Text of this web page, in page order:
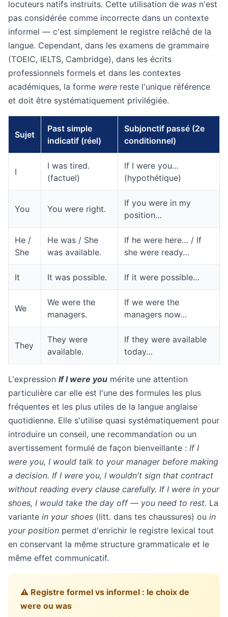
locuteurs natifs instruits. Cette utilisation de was n'est
pas considérée comme incorrecte dans un contexte
informel — c'est simplement le registre relâché de la
langue. Cependant, dans les examens de grammaire
(TOEIC, IELTS, Cambridge), dans les écrits
professionnels formels et dans les contextes
académiques, la forme were reste l'unique référence
et doit être systématiquement privilégiée.
Sujet
Past simple
indicatif (réel)
Subjonctif passé (2e
conditionnel)
I
I was tired.
(factuel)
If I were you…
(hypothétique)
You You were right.
If you were in my
position…
He /
She
He was / She
was available.
If he were here… / If
she were ready…
It It was possible. If it were possible…
We
We were the
managers.
If we were the
managers now…
They
They were
available.
If they were available
today…
L'expression If I were you mérite une attention
particulière car elle est l'une des formules les plus
fréquentes et les plus utiles de la langue anglaise
quotidienne. Elle s'utilise quasi systématiquement pour
introduire un conseil, une recommandation ou un
avertissement formulé de façon bienveillante : If I
were you, I would talk to your manager before making
a decision. If I were you, I wouldn't sign that contract
without reading every clause carefully. If I were in your
shoes, I would take the day off — you need to rest. La
variante in your shoes (litt. dans tes chaussures) ou in
your position permet d'enrichir le registre lexical tout
en conservant la même structure grammaticale et le
même effet communicatif.
⚠️ Registre formel vs informel : le choix de
were ou was